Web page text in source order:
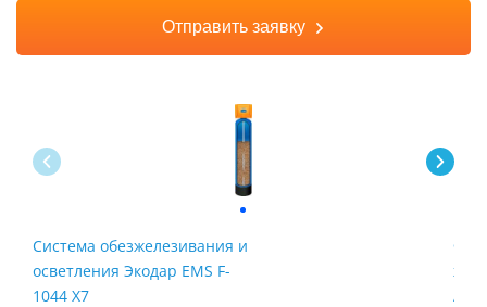
Отправить заявку
Система обезжелезивания и
осветления Экодар EMS F-
1044 X7